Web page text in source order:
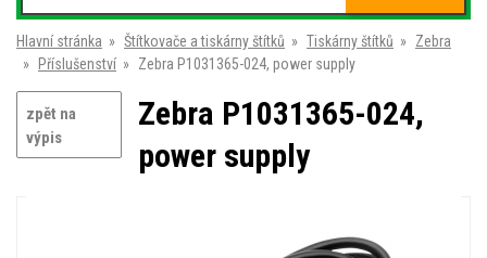
Hlavní stránka » Štítkovače a tiskárny štítků » Tiskárny štítků » Zebra
»
Příslušenství » Zebra P1031365-024, power supply
zpět na
výpis
Zebra P1031365-024,
power supply